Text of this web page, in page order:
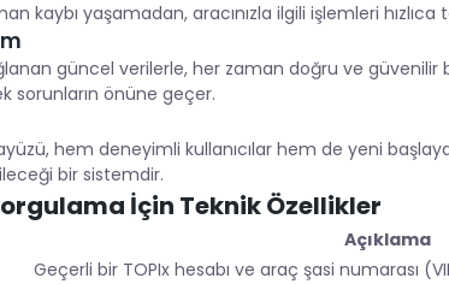
kaybı yaşamadan, aracınızla ilgili işlemleri
güncel verilerle, her zaman doğru ve güvenilir
sorunların önüne geçer.
hem deneyimli kullanıcılar hem de yeni
bir sistemdir.
İçin Teknik Özellikler
Açıklama
Geçerli bir TOPIx hesabı ve araç şasi numarası